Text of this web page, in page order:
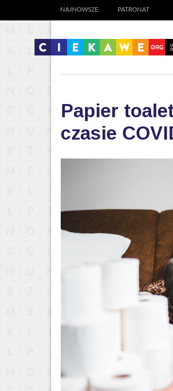
NAJNOWSZE PATRONAT
Papier
czasie